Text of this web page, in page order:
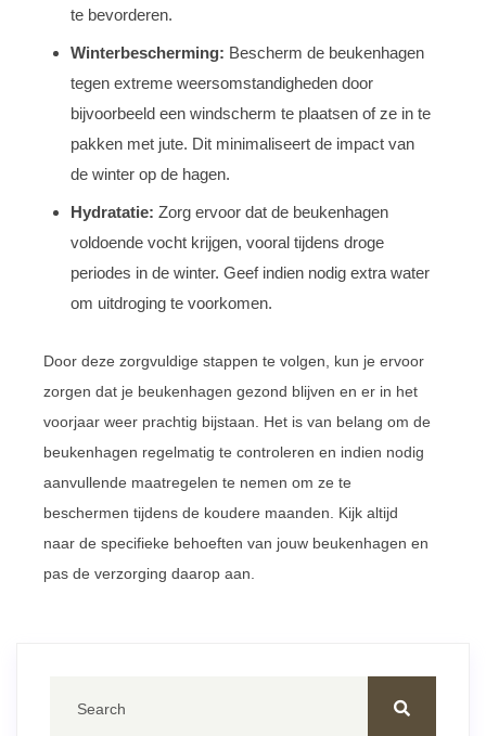
te bevorderen.
Winterbescherming: Bescherm de beukenhagen
tegen extreme weersomstandigheden door
bijvoorbeeld een windscherm te plaatsen of ze in te
pakken met jute. Dit minimaliseert de impact van
de winter op de hagen.
Hydratatie: Zorg ervoor dat de beukenhagen
voldoende vocht krijgen, vooral tijdens droge
periodes in de winter. Geef indien nodig extra water
om uitdroging te voorkomen.
Door deze zorgvuldige stappen te volgen, kun je ervoor
zorgen dat je beukenhagen gezond blijven en er in het
voorjaar weer prachtig bijstaan. Het is van belang om de
beukenhagen regelmatig te controleren en indien nodig
aanvullende maatregelen te nemen om ze te
beschermen tijdens de koudere maanden. Kijk altijd
naar de specifieke behoeften van jouw beukenhagen en
pas de verzorging daarop aan.